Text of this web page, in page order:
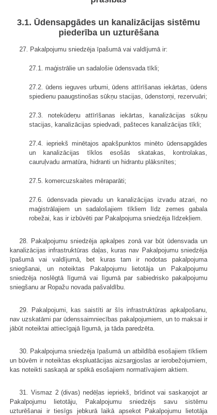
3.1. Ūdensapgādes un kanalizācijas sistēmu
piederība un uzturēšana
27. Pakalpojumu sniedzēja īpašumā vai valdījumā ir:
27.1. maģistrālie un sadalošie ūdensvada tīkli;
27.2. ūdens ieguves urbumi, ūdens attīrīšanas iekārtas, ūdens
spiedienu paaugstinošas sūkņu stacijas, ūdenstorņi, rezervuāri;
27.3. notekūdeņu attīrīšanas iekārtas, kanalizācijas sūkņu
stacijas, kanalizācijas spiedvadi, pašteces kanalizācijas tīkli;
27.4. iepriekš minētajos apakšpunktos minēto ūdensapgādes
un kanalizācijas tīklos esošās skatakas, kontrolakas,
cauruļvadu armatūra, hidranti un hidrantu plāksnītes;
27.5. komercuzskaites mēraparāti;
27.6. ūdensvada pievadu un kanalizācijas izvadu atzari, no
maģistrālajiem un sadalošajiem tīkliem līdz zemes gabala
robežai, kas ir izbūvēti par Pakalpojuma sniedzēja līdzekļiem.
28. Pakalpojumu sniedzēja apkalpes zonā var būt ūdensvada un
kanalizācijas infrastruktūras daļas, kuras nav Pakalpojumu sniedzēja
īpašumā vai valdījumā, bet kuras tam ir nodotas pakalpojuma
sniegšanai, un noteiktas Pakalpojumu lietotāja un Pakalpojumu
sniedzēja noslēgtā līgumā vai līgumā par sabiedrisko pakalpojumu
sniegšanu ar Ropažu novada pašvaldību.
29. Pakalpojumi, kas saistīti ar šīs infrastruktūras apkalpošanu,
nav uzskatāmi par ūdenssaimniecības pakalpojumiem, un to maksai ir
jābūt noteiktai attiecīgajā līgumā, ja tāda paredzēta.
30. Pakalpojuma sniedzēja īpašumā un atbildībā esošajiem tīkliem
un būvēm ir noteiktas ekspluatācijas aizsargjoslas ar ierobežojumiem,
kas noteikti saskaņā ar spēkā esošajiem normatīvajiem aktiem.
31. Vismaz 2 (divas) nedēļas iepriekš, brīdinot vai saskaņojot ar
Pakalpojumu lietotāju, Pakalpojumu sniedzējs savu sistēmu
uzturēšanai ir tiesīgs jebkurā laikā apsekot Pakalpojumu lietotāja